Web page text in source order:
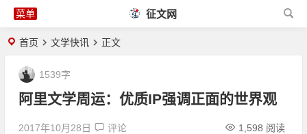
征文网
首页 文学快讯 正文
阿里文学周运：优质IP强调正面的世界观
2017年10月28日 评论 1,598 阅读
1539字